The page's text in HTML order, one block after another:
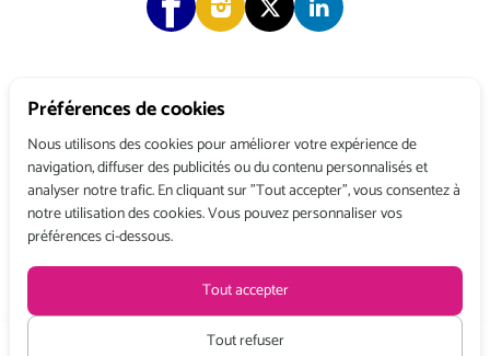
Préférences de cookies
Nous utilisons des cookies pour améliorer votre expérience de
navigation, diffuser des publicités ou du contenu personnalisés et
analyser notre trafic. En cliquant sur "Tout accepter", vous consentez à
notre utilisation des cookies. Vous pouvez personnaliser vos
préférences ci-dessous.
Tout accepter
Tout refuser
Tarifs HT à partir de :
Copyright © 2026 Choose & Work. Tous droits réservés.
Tél: +33 (0) 1 80 522 522
Belgique : 156, avenue de Floréal – 1180 BRUXELLES
Conditions générales de ventePolitique de confidentialitéMentions légales
Recevez toute l’actualité de Choose and Worken vous abonnant à